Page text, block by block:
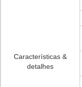
Características &
detalhes